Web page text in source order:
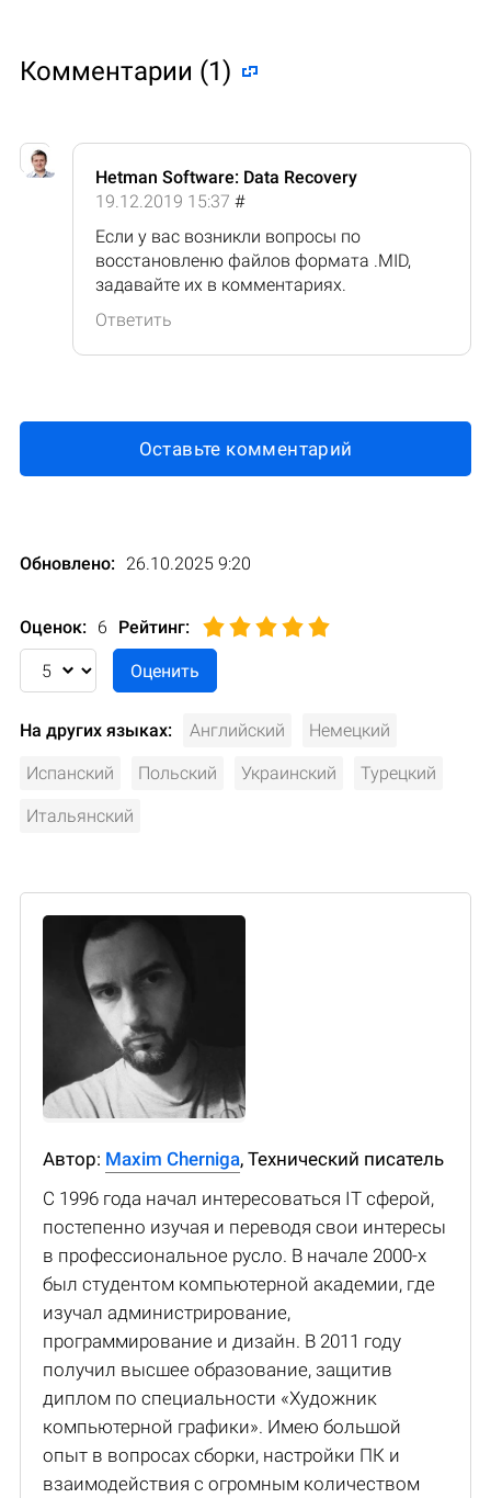
Комментарии (1)
Hetman Software: Data Recovery
19.12.2019 15:37 #
Если у вас возникли вопросы по
восстановленю файлов формата .MID,
задавайте их в комментариях.
Ответить
Оставьте комментарий
Обновлено: 26.10.2025 9:20
Оценок: 6 Рейтинг:
На других языках: Английский Немецкий
Испанский Польский Украинский Турецкий
Итальянский
Автор: Maxim Cherniga, Технический писатель
С 1996 года начал интересоваться IT сферой,
постепенно изучая и переводя свои интересы
в профессиональное русло. В начале 2000-х
был студентом компьютерной академии, где
изучал администрирование,
программирование и дизайн. В 2011 году
получил высшее образование, защитив
диплом по специальности «Художник
компьютерной графики». Имею большой
опыт в вопросах сборки, настройки ПК и
взаимодействия с огромным количеством